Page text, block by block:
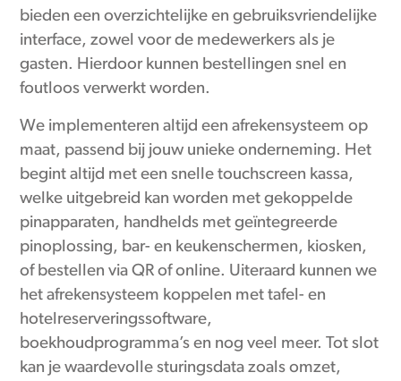
bieden een overzichtelijke en gebruiksvriendelijke
interface, zowel voor de medewerkers als je
gasten. Hierdoor kunnen bestellingen snel en
foutloos verwerkt worden.
We implementeren altijd een afrekensysteem op
maat, passend bij jouw unieke onderneming. Het
begint altijd met een snelle touchscreen kassa,
welke uitgebreid kan worden met gekoppelde
pinapparaten, handhelds met geïntegreerde
pinoplossing, bar- en keukenschermen, kiosken,
of bestellen via QR of online. Uiteraard kunnen we
het afrekensysteem koppelen met tafel- en
hotelreserveringssoftware,
boekhoudprogramma’s en nog veel meer. Tot slot
kan je waardevolle sturingsdata zoals omzet,